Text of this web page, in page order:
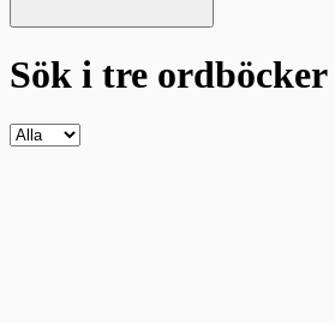
Sök i tre ordböcker